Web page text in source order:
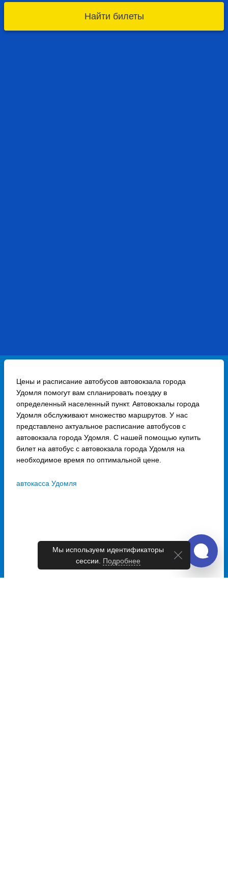
Найти билеты
Цены и расписание автобусов автовокзала города
Удомля помогут вам спланировать поездку в
определенный населенный пункт. Автовокзалы города
Удомля обслуживают множество маршрутов. У нас
представлено актуальное расписание автобусов с
автовокзала города Удомля. С нашей помощью купить
билет на автобус с автовокзала города Удомля на
необходимое время по оптимальной цене.
автокасса Удомля
Мы используем идентификаторы
сессии. Подробнее